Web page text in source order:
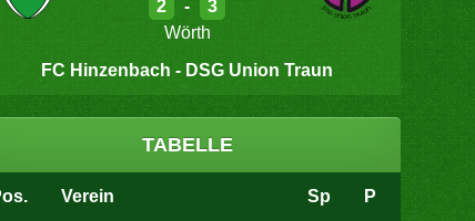
2 -
3
Wörth
FC Hinzenbach - DSG Union Traun
TABELLE
Verein Sp P